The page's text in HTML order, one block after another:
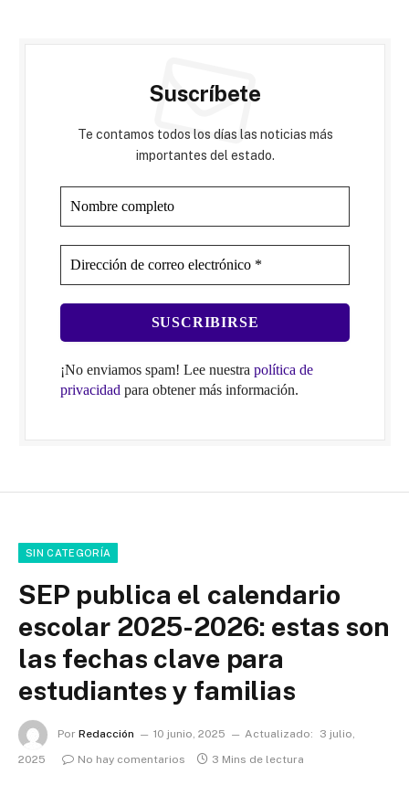
Suscríbete
Te contamos todos los días las noticias más
importantes del estado.
¡No enviamos spam! Lee nuestra política de
privacidad para obtener más información.
SIN CATEGORÍA
SEP publica el calendario
escolar 2025-2026: estas son
las fechas clave para
estudiantes y familias
Por Redacción 10 junio, 2025 Actualizado:
3 julio,
2025
No hay comentarios 3 Mins de lectura